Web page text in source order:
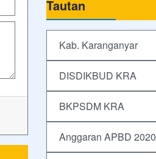
Tautan
Kab. Karanganyar
DISDIKBUD KRA
BKPSDM KRA
Anggaran APBD 2020